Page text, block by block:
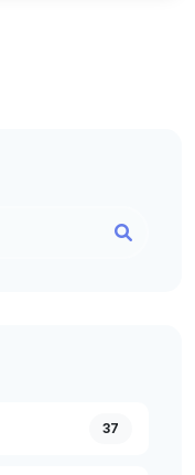
37